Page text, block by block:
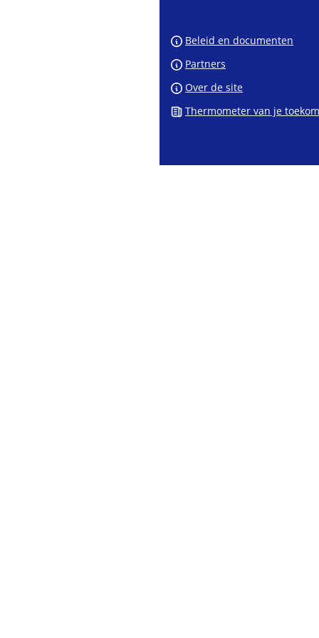
Beleid en documenten
Partners
Over de site
Thermometer van je